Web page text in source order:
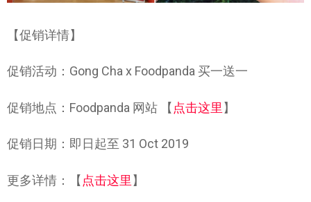
【促销详情】
促销活动：Gong Cha x Foodpanda 买一送一
促销地点：Foodpanda 网站 【点击这里】
促销日期：即日起至 31 Oct 2019
更多详情：【点击这里】